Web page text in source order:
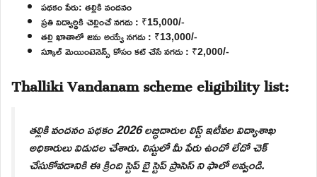
పథకం పేరు: తల్లికి వందనం
ప్రతి విద్యార్థికి చెల్లించే నగదు : ₹15,000/-
తల్లి ఖాతాలో జమ అయ్యే నగదు : ₹13,000/-
స్కూల్ మెయింటెనెన్స్ కోసం కట్ చేసే నగదు : ₹2,000/-
Thalliki Vandanam scheme eligibility list:
తల్లికి వందనం పథకం 2026 లబ్ధిదారుల లిస్ట్ ఇటీవల విద్యాశాఖ
అధికారులు విడుదల చేశారు. లిస్టులో మీ పేరు ఉందో లేదో చెక్
చేసుకోవడానికి ఈ క్రింది స్టెప్ బై స్టెప్ ప్రాసెస్ ని ఫాలో అవ్వండి.